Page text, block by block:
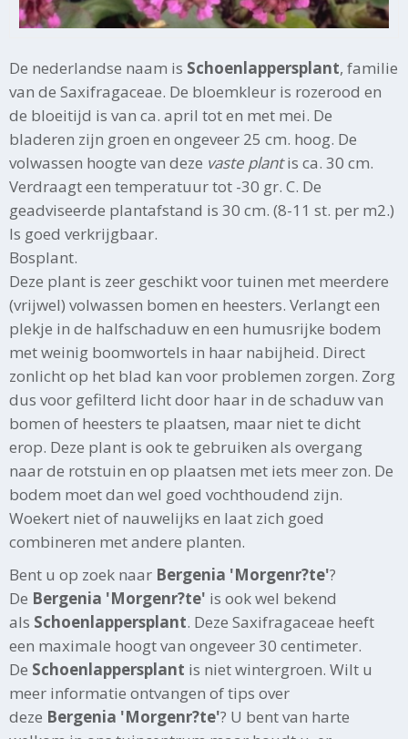
De nederlandse naam is Schoenlappersplant, familie
van de Saxifragaceae. De bloemkleur is rozerood en
de bloeitijd is van ca. april tot en met mei. De
bladeren zijn groen en ongeveer 25 cm. hoog. De
volwassen hoogte van deze vaste plantis ca. 30 cm.
Verdraagt een temperatuur tot -30 gr. C. De
geadviseerde plantafstand is 30 cm. (8-11 st. per m2.)
Is goed verkrijgbaar.
Bosplant.
Deze plant is zeer geschikt voor tuinen met meerdere
(vrijwel) volwassen bomen en heesters. Verlangt een
plekje in de halfschaduw en een humusrijke bodem
met weinig boomwortels in haar nabijheid. Direct
zonlicht op het blad kan voor problemen zorgen. Zorg
dus voor gefilterd licht door haar in de schaduw van
bomen of heesters te plaatsen, maar niet te dicht
erop. Deze plant is ook te gebruiken als overgang
naar de rotstuin en op plaatsen met iets meer zon. De
bodem moet dan wel goed vochthoudend zijn.
Woekert niet of nauwelijks en laat zich goed
combineren met andere planten.
Bent u op zoek naar Bergenia 'Morgenr?te'?
De Bergenia 'Morgenr?te' is ook wel bekend
als Schoenlappersplant. Deze Saxifragaceae heeft
een maximale hoogt van ongeveer 30 centimeter.
De Schoenlappersplant is niet wintergroen. Wilt u
meer informatie ontvangen of tips over
deze Bergenia 'Morgenr?te'? U bent van harte